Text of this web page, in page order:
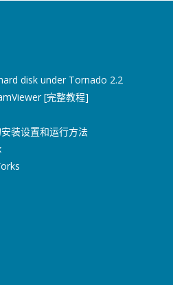
disk under Tornado 2.2
[完整教程]
装设置和运行方法